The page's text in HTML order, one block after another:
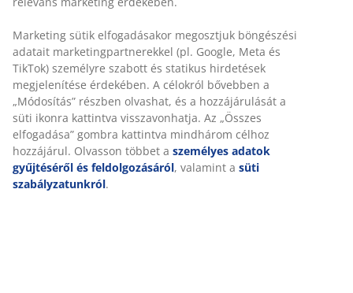
Marketing sütik elfogadásakor megosztjuk böngészési
adatait marketingpartnerekkel (pl. Google, Meta és
TikTok) személyre szabott és statikus hirdetések
megjelenítése érdekében. A célokról bővebben a
„Módosítás” részben olvashat, és a hozzájárulását a
süti ikonra kattintva visszavonhatja. Az „Összes
elfogadása” gombra kattintva mindhárom célhoz
hozzájárul. Olvasson többet a személyes adatok
gyűjtéséről és feldolgozásáról, valamint a süti
szabályzatunkról.